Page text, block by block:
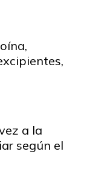
a la
según el